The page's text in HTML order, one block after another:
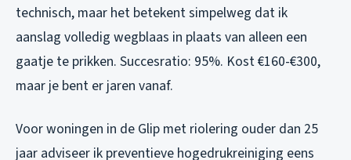
technisch, maar het betekent simpelweg dat ik
aanslag volledig wegblaas in plaats van alleen een
gaatje te prikken. Succesratio: 95%. Kost €160-€300,
maar je bent er jaren vanaf.
Voor woningen in de Glip met riolering ouder dan 25
jaar adviseer ik preventieve hogedrukreiniging eens